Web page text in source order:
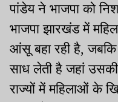
पांडेय ने भाजपा को
भाजपा झारखंड में
आंसू बहा रही है, जबकि
साध लेती है जहां
राज्यों में महिलाओं के